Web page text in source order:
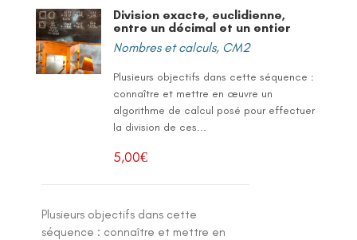
Division exacte, euclidienne,
entre un décimal et un entier
Nombres et calculs, CM2
Plusieurs objectifs dans cette séquence :
connaître et mettre en œuvre un
algorithme de calcul posé pour effectuer
la division de ces...
5,00€
Plusieurs objectifs dans cette
séquence : connaître et mettre en